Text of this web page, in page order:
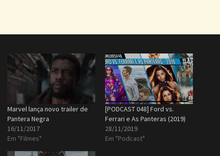
Marvel lança novo trailer de
Pantera Negra
16/11/2017
Em "Filmes"
[PODCAST 048] Ford vs.
Ferrari e As Panteras (2019)
28/11/2019
Em "Podcast"